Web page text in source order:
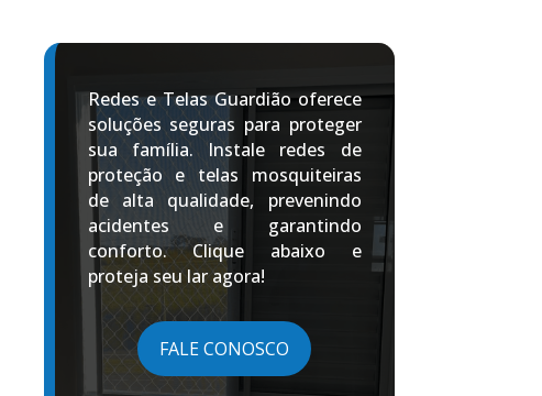
Redes e Telas Guardião oferece
soluções seguras para proteger
sua família. Instale redes de
proteção e telas mosquiteiras
de alta qualidade, prevenindo
acidentes e garantindo
conforto. Clique abaixo e
proteja seu lar agora!
FALE CONOSCO